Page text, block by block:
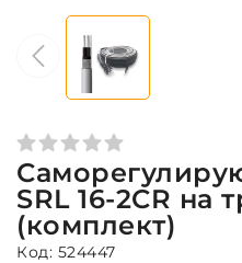
SRL 16-2CR на
(комплект)
Код: 524447